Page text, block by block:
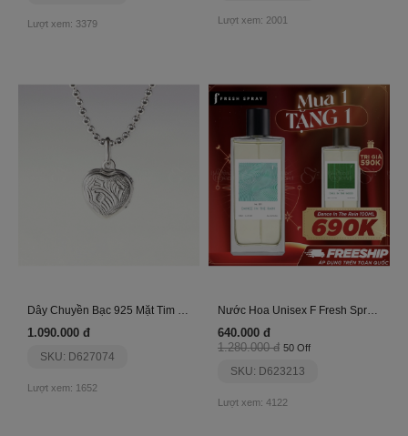
Lượt xem: 3379 Lượt xem: 2001
1.090.000 đ
SKU: D627074
Lượt xem: 1652
640.000 đ
1.280.000 đ 50 Off
SKU: D623213
Lượt xem: 4122